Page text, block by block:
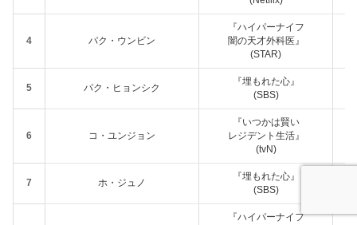
4 パク・ウンビン
『ハイパーナイフ
闇の天才外科医』
(STAR)
5 パク・ヒョンシク
『埋もれた心』
(SBS)
6 コ・ユンジョン
『いつかは賢い
レジデント生活』
(tvN)
7 ホ・ジュノ
『埋もれた心』
(SBS)
『ハイパーナイフ